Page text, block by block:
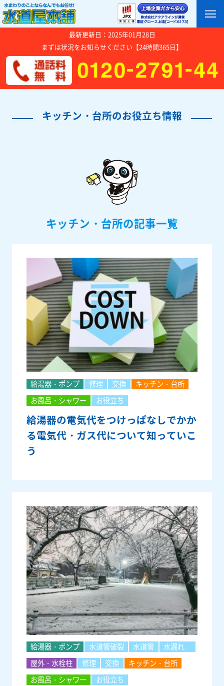
最新更新日：2025年01月28日
まずは状況をお知らせください【24時間365日】
キッチン・台所のお役立ち情報
キッチン・台所の記事一覧
給湯器・ポンプ 修理 交換
キッチン・台所
お風呂・シャワー
お役立ち
給湯器の電気代をつけっぱなしでかか
る電気代・ガス代について知っていこ
う
給湯器・ポンプ 水道管破裂 水道管
水漏れ
屋外・水栓柱
修理 交換
キッチン・台所
お風呂・シャワー
お役立ち